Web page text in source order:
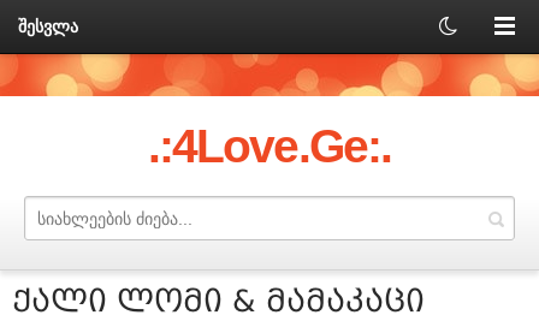
შესვლა
.:4Love.Ge:.
ქალი ლომი & მამაკაცი